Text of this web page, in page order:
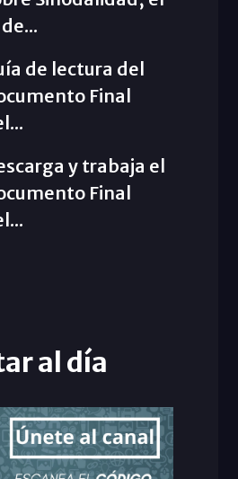
de...
de lectura del
Final
y trabaja el
Final
al día